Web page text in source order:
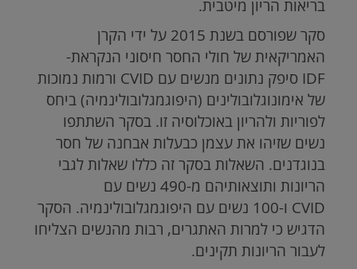
בריאות הריון מיטבית.
סקר שפורסם בשנת 2015 על ידי הקרן
האמריקאית של חולי החסר חיסוני הנקראת-
IDF סיפק נתונים מנשים עם CVID ורמות נמוכות
של אימונוגלובולינים (היפוגמגלובולינמיה) ביחס
לפוריות ולהריון באוכלוסיה זו. בסקר השתתפו
נשים שזיהו את עצמן כבעלות אבחנה של חסר
בנוגדנים. השאלות בסקר זה כללו שאלות לגבי
הריונות ותוצאותיהם מ-490 נשים עם
CVID
ו-100 נשים עם היפוגמגלובולינמיה. הסקר
הדגיש כי למרות האתגרים, רבות מהנשים הצליחו
לעבור הריונות תקינים.